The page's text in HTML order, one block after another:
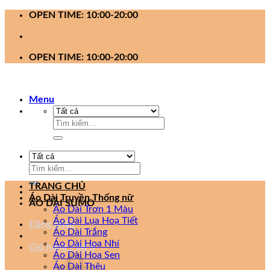
OPEN TIME: 10:00-20:00
OPEN TIME: 10:00-20:00
Menu
Tìm
Tìm
ÁO DÀI SUMO
Đăng nhập
Giỏ hàng /0₫ 0
TRANG CHỦ
Áo Dài Truyền Thống nữ
Áo Dài Trơn 1 Màu
Áo Dài Lụa Hoạ Tiết
Áo Dài Trắng
Áo Dài Hoa Nhí
Áo Dài Hoa Sen
Áo Dài Thêu